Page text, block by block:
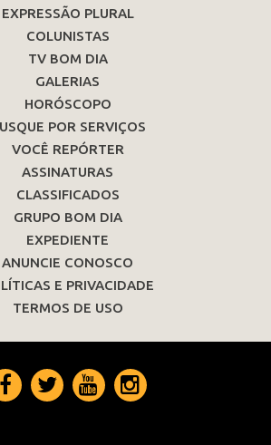
EXPRESSÃO PLURAL
COLUNISTAS
TV BOM DIA
GALERIAS
HORÓSCOPO
POR SERVIÇOS
VOCÊ REPÓRTER
ASSINATURAS
CLASSIFICADOS
GRUPO BOM DIA
EXPEDIENTE
ANUNCIE CONOSCO
E PRIVACIDADE
TERMOS DE USO